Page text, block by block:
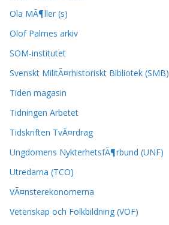
Ola MÃ¶ller (s)
Olof Palmes arkiv
SOM-institutet
Svenskt MilitÃ¤rhistoriskt Bibliotek (SMB)
Tiden magasin
Tidningen Arbetet
Tidskriften TvÃ¤rdrag
Ungdomens NykterhetsfÃ¶rbund (UNF)
Utredarna (TCO)
VÃ¤nsterekonomerna
Vetenskap och Folkbildning (VOF)